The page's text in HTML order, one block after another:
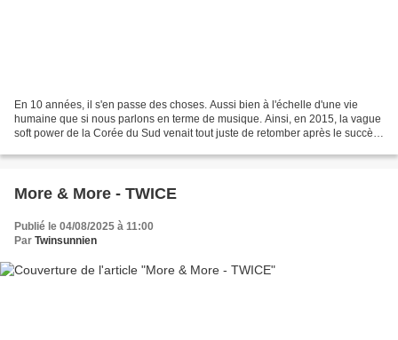
En 10 années, il s'en passe des choses. Aussi bien à l'échelle d'une vie
humaine que si nous parlons en terme de musique. Ainsi, en 2015, la vague
soft power de la Corée du Sud venait tout juste de retomber après le succès
More & More - TWICE
Publié le 04/08/2025 à 11:00
Par Twinsunnien